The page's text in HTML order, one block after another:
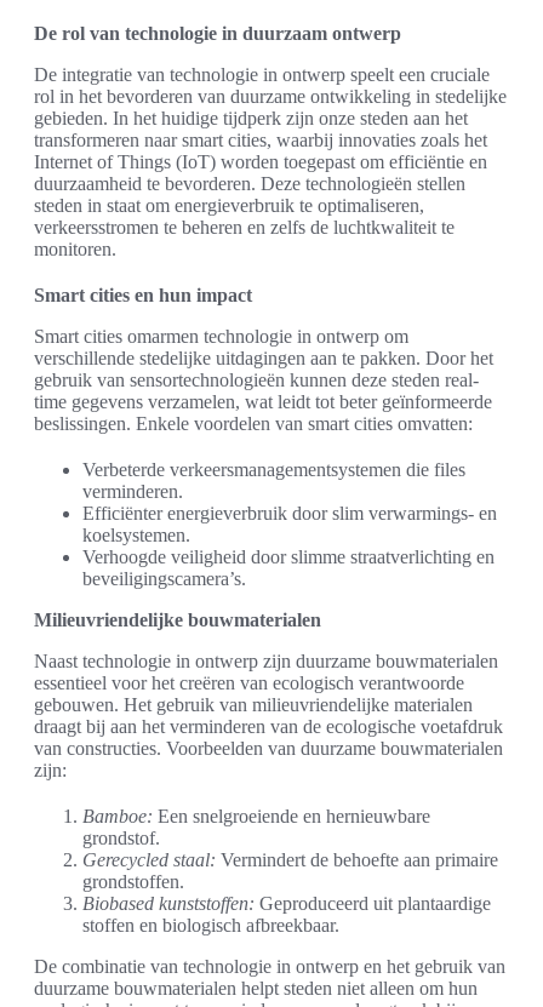
De rol van technologie in duurzaam ontwerp
De integratie van technologie in ontwerp speelt een cruciale
rol in het bevorderen van duurzame ontwikkeling in stedelijke
gebieden. In het huidige tijdperk zijn onze steden aan het
transformeren naar smart cities, waarbij innovaties zoals het
Internet of Things (IoT) worden toegepast om efficiëntie en
duurzaamheid te bevorderen. Deze technologieën stellen
steden in staat om energieverbruik te optimaliseren,
verkeersstromen te beheren en zelfs de luchtkwaliteit te
monitoren.
Smart cities en hun impact
Smart cities omarmen technologie in ontwerp om
verschillende stedelijke uitdagingen aan te pakken. Door het
gebruik van sensortechnologieën kunnen deze steden real-
time gegevens verzamelen, wat leidt tot beter geïnformeerde
beslissingen. Enkele voordelen van smart cities omvatten:
Verbeterde verkeersmanagementsystemen die files
verminderen.
Efficiënter energieverbruik door slim verwarmings- en
koelsystemen.
Verhoogde veiligheid door slimme straatverlichting en
beveiligingscamera’s.
Milieuvriendelijke bouwmaterialen
Naast technologie in ontwerp zijn duurzame bouwmaterialen
essentieel voor het creëren van ecologisch verantwoorde
gebouwen. Het gebruik van milieuvriendelijke materialen
draagt bij aan het verminderen van de ecologische voetafdruk
van constructies. Voorbeelden van duurzame bouwmaterialen
zijn:
Bamboe: Een snelgroeiende en hernieuwbare
grondstof.
Gerecycled staal: Vermindert de behoefte aan primaire
grondstoffen.
Biobased kunststoffen: Geproduceerd uit plantaardige
stoffen en biologisch afbreekbaar.
De combinatie van technologie in ontwerp en het gebruik van
duurzame bouwmaterialen helpt steden niet alleen om hun